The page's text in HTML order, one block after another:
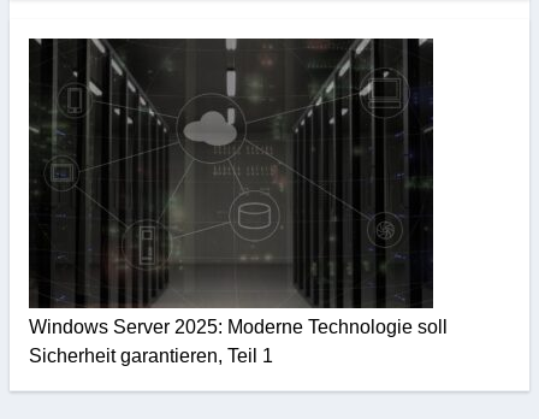
Windows Server 2025: Moderne Technologie soll
Sicherheit garantieren, Teil 1